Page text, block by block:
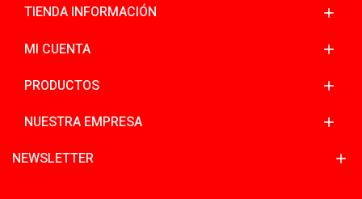
TIENDA INFORMACIÓN
MI CUENTA
PRODUCTOS
NUESTRA EMPRESA
NEWSLETTER